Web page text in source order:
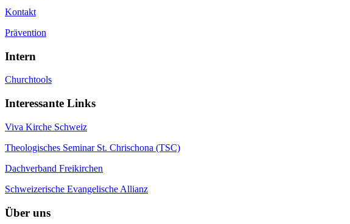
Kontakt
Prävention
Intern
Churchtools
Interessante Links
Viva Kirche Schweiz
Theologisches Seminar St. Chrischona (TSC)
Dachverband Freikirchen
Schweizerische Evangelische Allianz
Über uns